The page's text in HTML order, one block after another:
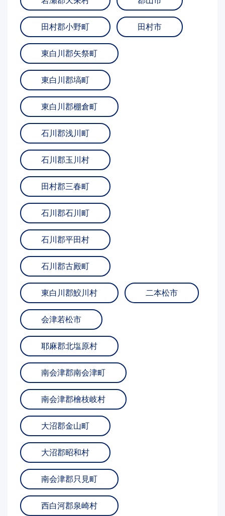
田村郡小野町 田村市
東白川郡矢祭町
東白川郡塙町
東白川郡棚倉町
石川郡浅川町
石川郡玉川村
田村郡三春町
石川郡石川町
石川郡平田村
石川郡古殿町
東白川郡鮫川村 二本松市
会津若松市
耶麻郡北塩原村
南会津郡南会津町
南会津郡檜枝岐村
大沼郡金山町
大沼郡昭和村
南会津郡只見町
西白河郡泉崎村